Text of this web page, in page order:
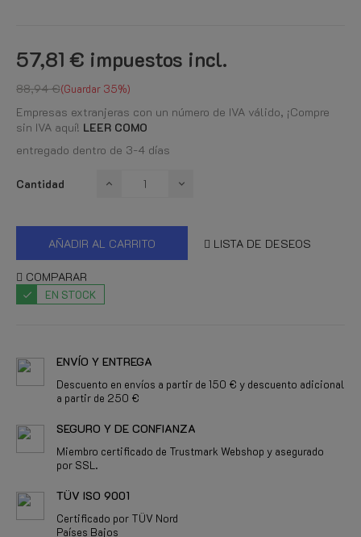
57,81 € impuestos incl.
88,94 € Guardar 35%
Empresas extranjeras con un número de IVA válido, ¡Compre
sin IVA aquí! LEER COMO
entregado dentro de 3-4 días
Cantidad
AÑADIR AL CARRITO LISTA DE DESEOS
COMPARAR
EN STOCK
ENVÍO Y ENTREGA
Descuento en envíos a partir de 150 € y descuento adicional
a partir de 250 €
SEGURO Y DE CONFIANZA
Miembro certificado de Trustmark Webshop y asegurado
por SSL.
TÜV ISO 9001
Certificado por TÜV Nord
Países Bajos